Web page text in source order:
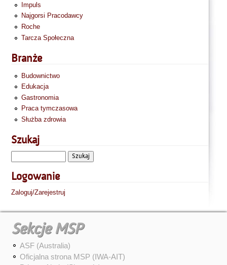
Impuls
Najgorsi Pracodawcy
Roche
Tarcza Społeczna
Branże
Budownictwo
Edukacja
Gastronomia
Praca tymczasowa
Służba zdrowia
Szukaj
Logowanie
Zaloguj/Zarejestruj
Sekcje MSP
ASF (Australia)
Oficjalna strona MSP (IWA-AIT)